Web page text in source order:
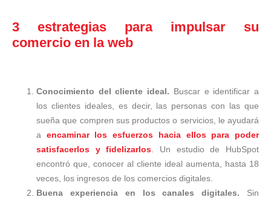
3 estrategias para impulsar su
comercio en la web
Conocimiento del cliente ideal. Buscar e identificar a
los clientes ideales, es decir, las personas con las que
sueña que compren sus productos o servicios, le ayudará
a encaminar los esfuerzos hacia ellos para poder
satisfacerlos y fidelizarlos . Un estudio de HubSpot
encontró que, conocer al cliente ideal aumenta, hasta 18
veces, los ingresos de los comercios digitales.
Buena experiencia en los canales digitales. Sin